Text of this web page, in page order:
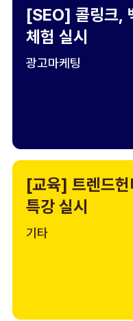
[SEO] 콜링크,
체험 실시
광고마케팅
[교육] 트렌드헌
특강 실시
기타